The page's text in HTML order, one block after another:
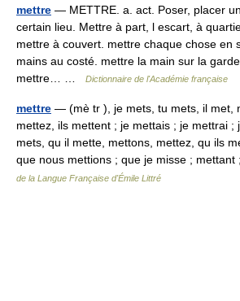
mettre — METTRE. a. act. Poser, placer
certain lieu. Mettre à part, l escart, à
mettre à couvert. mettre chaque chose en
mains au costé. mettre la main sur la
mettre… …
Dictionnaire de l'Académie française
mettre — (mè tr ), je mets, tu mets, il met,
mettez, ils mettent ; je mettais ; je mettrai ;
mets, qu il mette, mettons, mettez, qu ils
que nous mettions ; que je misse ;
de la Langue Française d'Émile Littré